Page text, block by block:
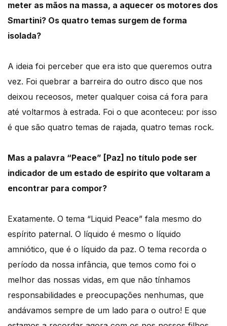
meter as mãos na massa, a aquecer os motores dos
Smartini? Os quatro temas surgem de forma
isolada?
A ideia foi perceber que era isto que queremos outra
vez. Foi quebrar a barreira do outro disco que nos
deixou receosos, meter qualquer coisa cá fora para
até voltarmos à estrada. Foi o que aconteceu: por isso
é que são quatro temas de rajada, quatro temas rock.
Mas a palavra “Peace” [Paz] no título pode ser
indicador de um estado de espírito que voltaram a
encontrar para compor?
Exatamente. O tema “Liquid Peace” fala mesmo do
espírito paternal. O líquido é mesmo o líquido
amniótico, que é o líquido da paz. O tema recorda o
período da nossa infância, que temos como foi o
melhor das nossas vidas, em que não tínhamos
responsabilidades e preocupações nenhumas, que
andávamos sempre de um lado para o outro! E que